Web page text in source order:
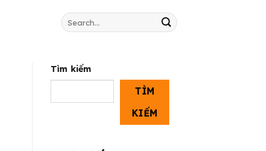
Search
for:
Tìm kiếm
TÌM
KIẾM